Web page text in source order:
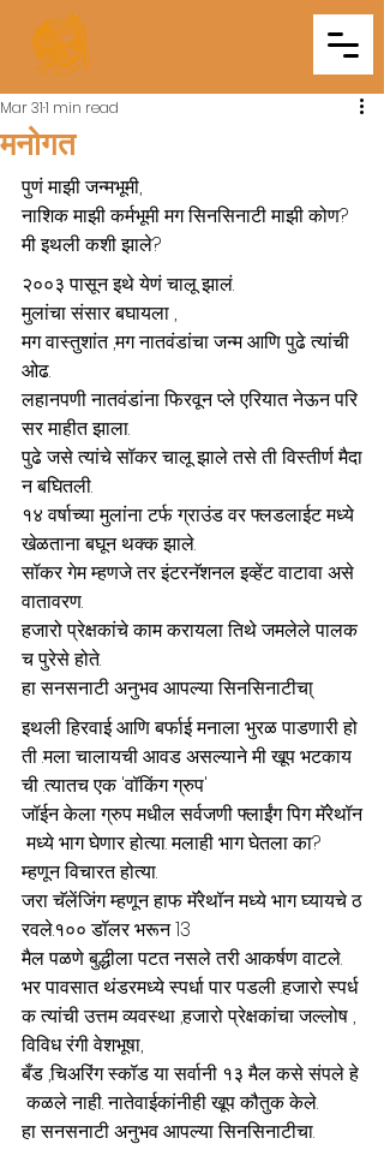
मनोगत
Mar 311 min read
पुणं माझी जन्मभूमी,
नाशिक माझी कर्मभूमी मग सिनसिनाटी माझी कोण?
मी इथली कशी झाले?
२००३ पासून इथे येणं चालू झालं.
मुलांचा संसार बघायला ,
मग वास्तुशांत ,मग नातवंडांचा जन्म आणि पुढे त्यांची
ओढ.
लहानपणी नातवंडांना फिरवून प्ले एरियात नेऊन परि
सर माहीत झाला.
पुढे जसे त्यांचे सॉकर चालू झाले तसे ती विस्तीर्ण मैदा
न बघितली.
१४ वर्षाच्या मुलांना टर्फ ग्राउंड वर फ्लडलाईट मध्ये
खेळताना बघून थक्क झाले.
सॉकर गेम म्हणजे तर इंटरनॅशनल इव्हेंट वाटावा असे
वातावरण.
हजारो प्रेक्षकांचे काम करायला तिथे जमलेले पालक
च पुरेसे होते.
हा सनसनाटी अनुभव आपल्या सिनसिनाटीचा्
इथली हिरवाई आणि बर्फाई मनाला भुरळ पाडणारी हो
ती .मला चालायची आवड असल्याने मी खूप भटकाय
ची .त्यातच एक 'वॉकिंग ग्रुप'
जॉईन केला ग्रुप मधील सर्वजणी फ्लाईंग पिग मॅरेथॉन
मध्ये भाग घेणार होत्या. मलाही भाग घेतला का?
म्हणून विचारत होत्या.
जरा चॅलेंजिंग म्हणून हाफ मॅरेथॉन मध्ये भाग घ्यायचे ठ
रवले.१०० डॉलर भरून 13
मैल पळणे बुद्धीला पटत नसले तरी आकर्षण वाटले.
भर पावसात थंडरमध्ये स्पर्धा पार पडली .हजारो स्पर्ध
क त्यांची उत्तम व्यवस्था ,हजारो प्रेक्षकांचा जल्लोष ,
विविध रंगी वेशभूषा,
बँड ,चिअरिंग स्कॉड या सर्वानी १३ मैल कसे संपले हे
कळले नाही. नातेवाईकांनीही खूप कौतुक केले.
हा सनसनाटी अनुभव आपल्या सिनसिनाटीचा.